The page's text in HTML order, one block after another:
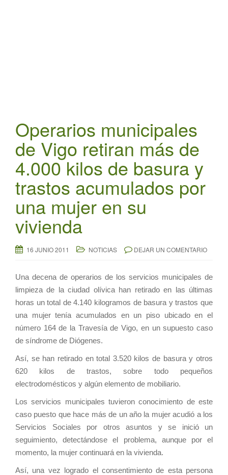
Operarios municipales
de Vigo retiran más de
4.000 kilos de basura y
trastos acumulados por
una mujer en su
vivienda
16 JUNIO 2011 NOTICIAS DEJAR UN COMENTARIO
Una decena de operarios de los servicios municipales de
limpieza de la ciudad olívica han retirado en las últimas
horas un total de 4.140 kilogramos de basura y trastos que
una mujer tenía acumulados en un piso ubicado en el
número 164 de la Travesía de Vigo, en un supuesto caso
de síndrome de Diógenes.
Así, se han retirado en total 3.520 kilos de basura y otros
620 kilos de trastos, sobre todo pequeños
electrodomésticos y algún elemento de mobiliario.
Los servicios municipales tuvieron conocimiento de este
caso puesto que hace más de un año la mujer acudió a los
Servicios Sociales por otros asuntos y se inició un
seguimiento, detectándose el problema, aunque por el
momento, la mujer continuará en la vivienda.
Así, una vez logrado el consentimiento de esta persona